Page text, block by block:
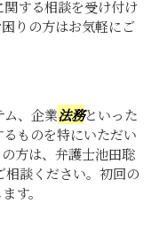
関する相談を受け付け
りの方はお気軽にご
、企業法務といった
ものを特にいただい
方は、弁護士池田聡
相談ください。初回の
す。